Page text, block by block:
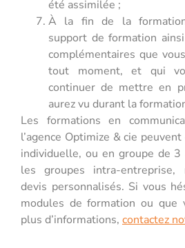
été assimilée ;
À la fin de la
support de formation
complémentaires que
tout moment, et qui
continuer de mettre en
aurez vu durant la
Les formations en
l’agence Optimize & cie
individuelle, ou en groupe de
les groupes intra-entreprise,
devis personnalisés. Si vous
modules de formation ou que
plus d’informations, contactez